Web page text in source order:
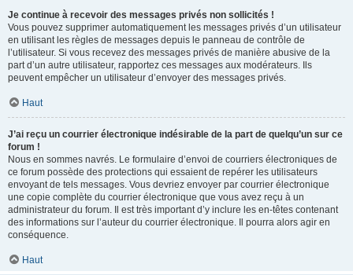
Je continue à recevoir des messages privés non sollicités !
Vous pouvez supprimer automatiquement les messages privés d’un utilisateur
en utilisant les règles de messages depuis le panneau de contrôle de
l’utilisateur. Si vous recevez des messages privés de manière abusive de la
part d’un autre utilisateur, rapportez ces messages aux modérateurs. Ils
peuvent empêcher un utilisateur d’envoyer des messages privés.
Haut
J’ai reçu un courrier électronique indésirable de la part de quelqu’un sur ce
forum !
Nous en sommes navrés. Le formulaire d’envoi de courriers électroniques de
ce forum possède des protections qui essaient de repérer les utilisateurs
envoyant de tels messages. Vous devriez envoyer par courrier électronique
une copie complète du courrier électronique que vous avez reçu à un
administrateur du forum. Il est très important d’y inclure les en-têtes contenant
des informations sur l’auteur du courrier électronique. Il pourra alors agir en
conséquence.
Haut